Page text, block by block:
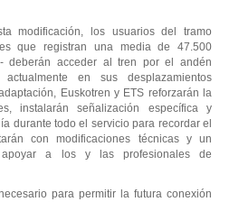
modificación, los usuarios del tramo
que registran una media de 47.500
deberán acceder al tren por el andén
en sus desplazamientos
Euskotren y ETS reforzarán la
instalarán señalización específica y
durante todo el servicio para recordar el
con modificaciones técnicas y un
apoyar a los y las profesionales de
para permitir la futura conexión